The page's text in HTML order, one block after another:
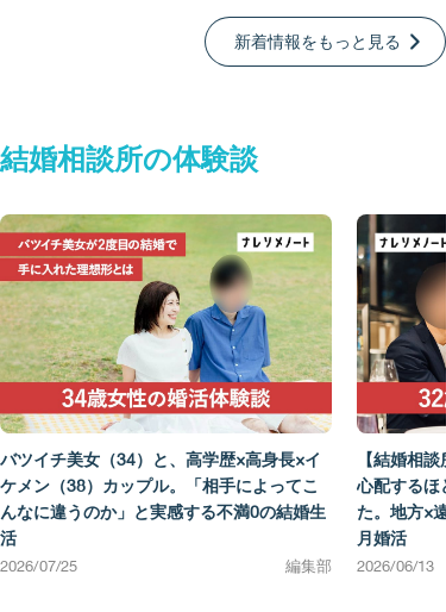
新着情報をもっと見る
結婚相談所の体験談
バツイチ美女（34）と、高学歴×高身長×イ
ケメン（38）カップル。「相手によってこ
んなに違うのか」と実感する不満0の結婚生
活
2026/07/25 編集部
【結婚相
心配するほ
た。地方×
月婚活
2026/06/13